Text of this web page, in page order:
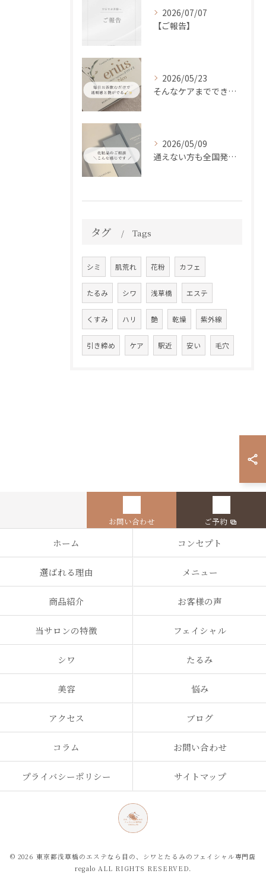
2026/07/07
【ご報告】
2026/05/23
そんなケアまでできるの！？
2026/05/09
通えない方も全国発送中📦✨
タグ Tags
シミ 肌荒れ 花粉 カフェ
たるみ シワ 浅草橋 エステ
くすみ ハリ 艶 乾燥 紫外線
引き締め ケア 駅近 安い 毛穴
お問い合わせ ご予約
ホーム コンセプト
選ばれる理由 メニュー
商品紹介 お客様の声
当サロンの特徴 フェイシャル
シワ たるみ
美容 悩み
アクセス ブログ
コラム お問い合わせ
プライバシーポリシー サイトマップ
© 2026 東京都浅草橋のエステなら目の、シワとたるみのフェイシャル専門店
regalo ALL RIGHTS RESERVED.